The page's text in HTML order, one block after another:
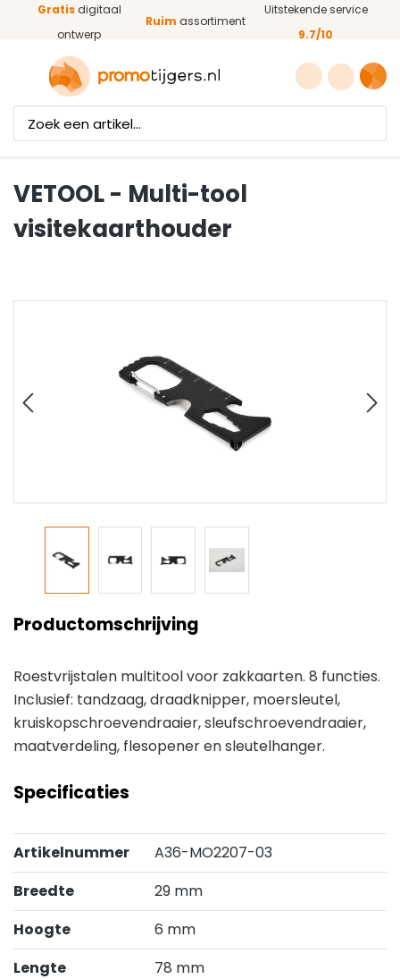
Ga naar de hoofdinhoud
Gratisdigitaal
ontwerp
Ruim assortiment
Uitstekende service
9.7/10
VETOOL - Multi-tool
visitekaarthouder
Productomschrijving
Roestvrijstalen multitool voor zakkaarten. 8 functies.
Inclusief: tandzaag, draadknipper, moersleutel,
kruiskopschroevendraaier, sleufschroevendraaier,
maatverdeling, flesopener en sleutelhanger.
Specificaties
Artikelnummer
A36-MO2207-03
Breedte
29 mm
Hoogte
6 mm
Lengte
78 mm